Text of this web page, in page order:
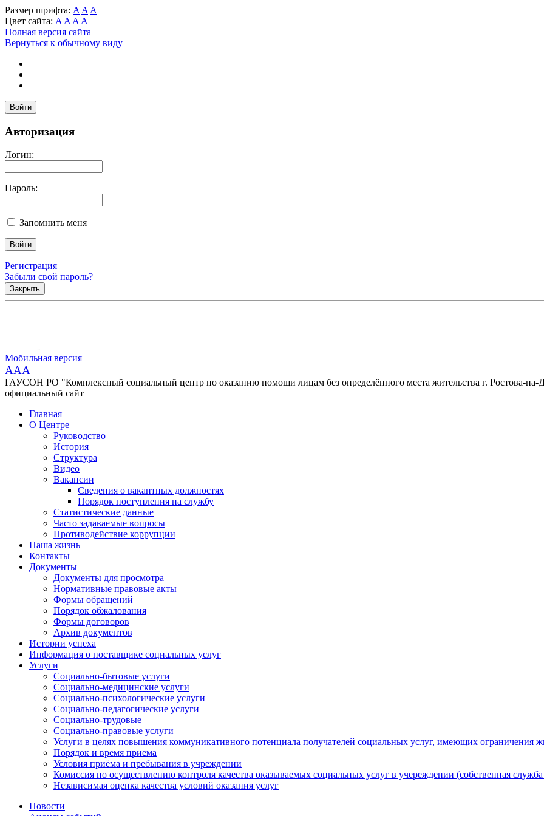
Размер шрифта: A A A
Цвет сайта: A A A A
Полная версия сайта
Вернуться к обычному виду
Войти
Авторизация
Логин:
Пароль:
Запомнить меня
Регистрация
Забыли свой пароль?
Закрыть
Мобильная версия
AAA
ГАУСОН РО "Комплексный социальный центр по оказанию помощи лицам без определённого места жительства г. Ростова-на-
официальный сайт
Главная
О Центре
Руководство
История
Структура
Видео
Вакансии
Сведения о вакантных должностях
Порядок поступления на службу
Статистические данные
Часто задаваемые вопросы
Противодействие коррупции
Наша жизнь
Контакты
Документы
Документы для просмотра
Нормативные правовые акты
Формы обращений
Порядок обжалования
Формы договоров
Архив документов
Истории успеха
Информация о поставщике социальных услуг
Услуги
Социально-бытовые услуги
Социально-медицинские услуги
Социально-психологические услуги
Социально-педагогические услуги
Социально-трудовые
Социально-правовые услуги
Услуги в целях повышения коммуникативного потенциала получателей социальных услуг, имеющих ограничения
Порядок и время приема
Условия приёма и пребывания в учреждении
Комиссия по осуществлению контроля качества оказываемых социальных услуг в учереждении (собственная
Независимая оценка качества условий оказания услуг
Новости